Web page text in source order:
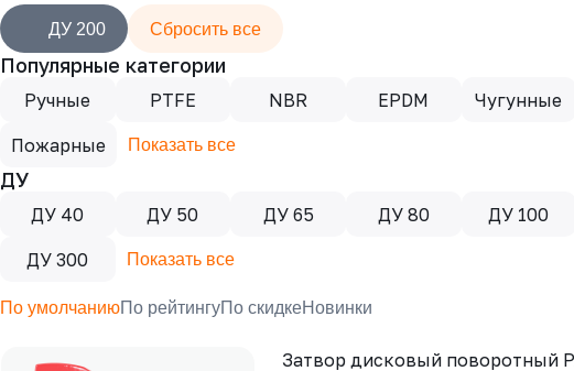
ДУ 200 Сбросить все
Популярные категории
Ручные PTFE NBR EPDM Чугунные
Пожарные Показать все
ДУ
ДУ 40 ДУ 50 ДУ 65 ДУ 80 ДУ 100
ДУ 300 Показать все
По умолчаниюПо рейтингуПо скидкеНовинки
Затвор дисковый поворотный